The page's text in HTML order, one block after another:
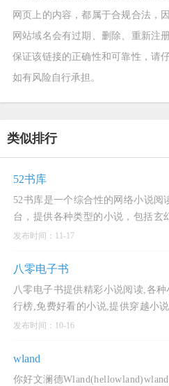
网页上的内容，都属于合规合法，
网站域名会有过期、删除、重新注
保证该链接的正确性和可靠性，请
如有风险自行承担。
类似排行
52书库
52书库是一个综合性的网络小说阅
台，提供各种类型的小说，包括玄
市、言情、耽美小说、武侠修真、
(www.po5.net)分享各类好看
发布时间：11-17
八零电子书
八零电子书提供精彩小说阅读,各种
行榜,免费好看的小说,提供穿越小
小说,言情小说,玄幻小说,重生小说,
说在线阅读及
发布时间：10-16
wland
你好文澜德